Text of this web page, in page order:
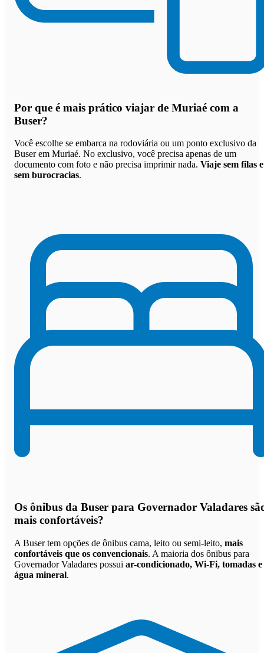
Por que é mais prático viajar de Muriaé com a
Buser?
Você escolhe se embarca na rodoviária ou um ponto exclusivo da
Buser em Muriaé. No exclusivo, você precisa apenas de um
documento com foto e não precisa imprimir nada. Viaje sem filas e
sem burocracias.
Os ônibus da Buser para Governador Valadares
mais confortáveis?
A Buser tem opções de ônibus cama, leito ou semi-leito, mais
confortáveis que os convencionais. A maioria dos ônibus para
Governador Valadares possui ar-condicionado, Wi-Fi, tomadas e
água mineral.